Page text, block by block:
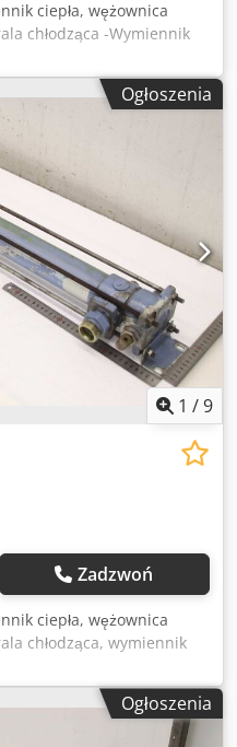
ciepła, wężownica
chłodząca -Wymiennik
Dedeikgd Hopfx Abtjck
aluminium -Wymiary
0,5 kg
Ogłoszenia
1 /9
Zadzwoń
ciepła, wężownica
chłodząca, wymiennik
oleju - Wymiennik
ciepła płaszczowo-
zdjęcia Dodpfxeyzn Dto
mm - Waga: 13,5 kg
Ogłoszenia